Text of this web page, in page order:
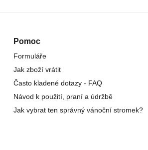
Pomoc
Formuláře
Jak zboží vrátit
Často kladené dotazy - FAQ
Návod k použití, praní a údržbě
Jak vybrat ten správný vánoční stromek?